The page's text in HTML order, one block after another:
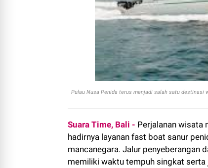
Pulau Nusa Penida terus menjadi salah satu destinasi
Suara Time, Bali - Perjalanan wisata
hadirnya layanan fast boat sanur
mancanegara. Jalur penyeberangan
memiliki waktu tempuh singkat